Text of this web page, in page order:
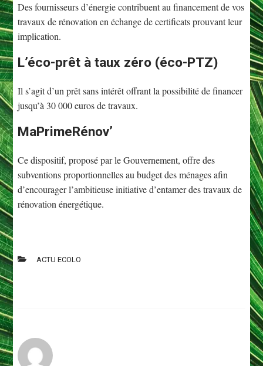
Des fournisseurs d’énergie contribuent au financement de vos
travaux de rénovation en échange de certificats prouvant leur
implication.
L’éco-prêt à taux zéro (éco-PTZ)
Il s’agit d’un prêt sans intérêt offrant la possibilité de financer
jusqu’à 30 000 euros de travaux.
MaPrimeRénov’
Ce dispositif, proposé par le Gouvernement, offre des
subventions proportionnelles au budget des ménages afin
d’encourager l’ambitieuse initiative d’entamer des travaux de
rénovation énergétique.
ACTU ECOLO